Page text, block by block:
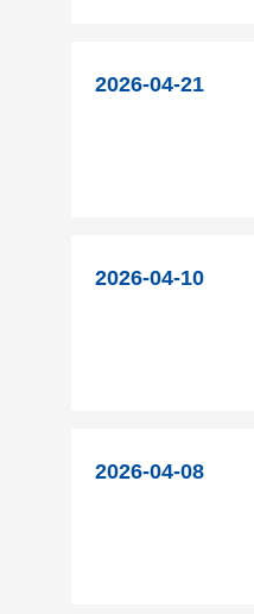
2026-04-21
2026-04-10
2026-04-08